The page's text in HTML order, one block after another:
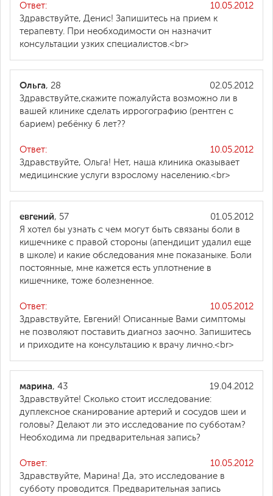
10.05.2012
Ответ:
Здравствуйте, Денис! Запишитесь на прием к
терапевту. При необходимости он назначит
консультации узких специалистов.<br>
02.05.2012
Ольга, 28
Здравствуйте,скажите пожалуйста возможно ли в
вашей клинике сделать иррогографию (рентген с
барием) ребёнку 6 лет??
10.05.2012
Ответ:
Здравствуйте, Ольга! Нет, наша клиника оказывает
медицинские услуги взрослому населению.<br>
01.05.2012
евгений, 57
Я хотел бы узнать с чем могут быть связаны боли в
кишечнике с правой стороны (апендицит удалил еще
в школе) и какие обследования мне показаныке. Боли
постоянные, мне кажется есть уплотнение в
кишечнике, тоже болезненное.
10.05.2012
Ответ:
Здравствуйте, Евгений! Описанные Вами симптомы
не позволяют поставить диагноз заочно. Запишитесь
и приходите на консультацию к врачу лично.<br>
19.04.2012
марина, 43
Здравствуйте! Сколько стоит исследование:
дуплексное сканирование артерий и сосудов шеи и
головы? Делают ли это исследование по субботам?
Необходима ли предварительная запись?
10.05.2012
Ответ:
Здравствуйте, Марина! Да, это исследование в
субботу проводится. Предварительная запись